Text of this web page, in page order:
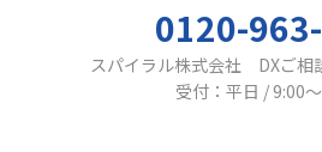
0120-
スパイラル株式会社 DXご相
受付：平日 / 9:00